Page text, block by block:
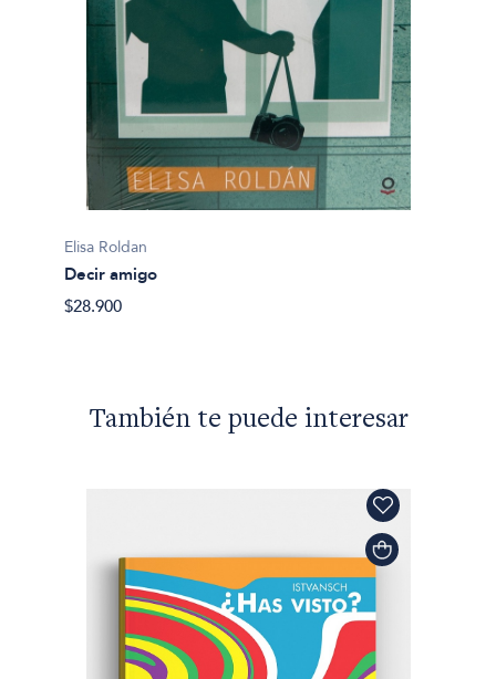
Elisa Roldan
Decir amigo
$28.900
También te puede interesar